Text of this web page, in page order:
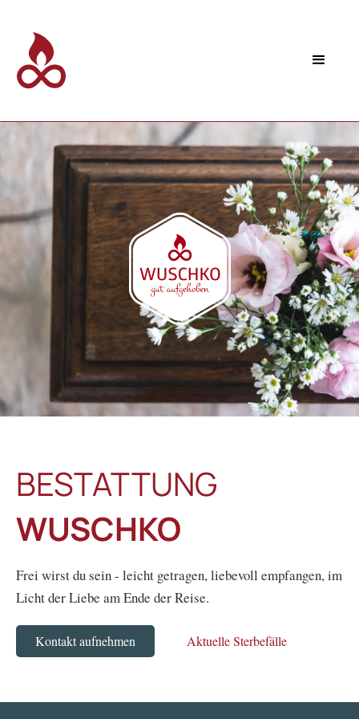
BESTATTUNG
WUSCHKO
Frei wirst du sein - leicht getragen, liebevoll empfangen, im
Licht der Liebe am Ende der Reise.
Kontakt aufnehmen Aktuelle Sterbefälle